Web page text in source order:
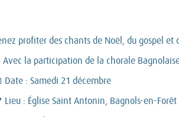
profiter des chants de Noël, du gospel et
Avec la participation de la chorale
Date : Samedi 21 décembre
Lieu : Église Saint Antonin, Bagnols-en-Forêt